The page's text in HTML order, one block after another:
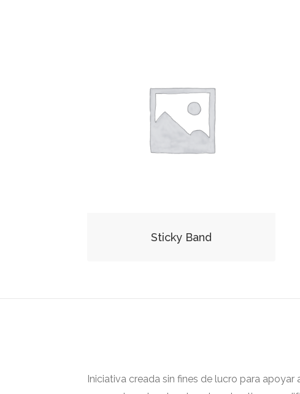
Sticky Band
Iniciativa creada sin fines de lucro para apoyar